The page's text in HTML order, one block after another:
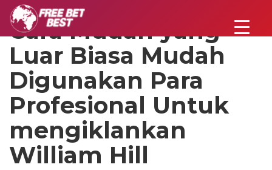
Cara Mudah yang
Luar Biasa Mudah
Digunakan Para
Profesional Untuk
mengiklankan
William Hill